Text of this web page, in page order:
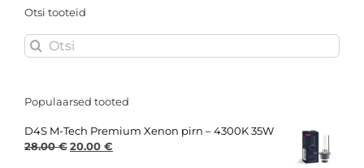
Otsi tooteid
Search
for:
Populaarsed tooted
D4S M-Tech Premium Xenon pirn – 4300K 35W
28.00€Original
20.00 €